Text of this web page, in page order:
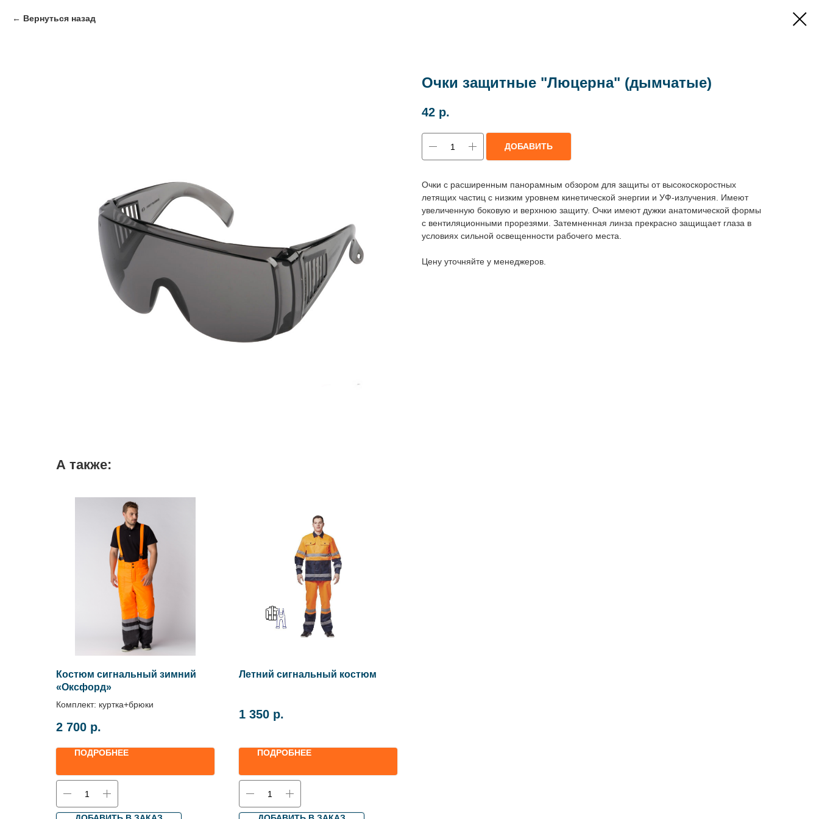
Вернуться назад
Очки защитные "Люцерна" (дымчатые)
42 р.
ДОБАВИТЬ
Очки с расширенным панорамным обзором для защиты от высокоскоростных
летящих частиц с низким уровнем кинетической энергии и УФ-излучения. Имеют
увеличенную боковую и верхнюю защиту. Очки имеют дужки анатомической формы
с вентиляционными прорезями. Затемненная линза прекрасно защищает глаза в
условиях сильной освещенности рабочего места.
Цену уточняйте у менеджеров.
А также:
Костюм сигнальный зимний
«Оксфорд»
Комплект: куртка+брюки
2 700 р.
ПОДРОБНЕЕ
Летний сигнальный костюм
1 350 р.
ПОДРОБНЕЕ